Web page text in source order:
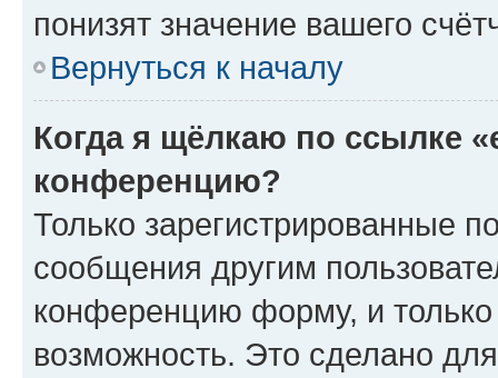
понизят значение вашего
Вернуться к началу
Когда я щёлкаю по ссылке
конференцию?
Только зарегистрированные
сообщения другим
конференцию форму, и
возможность. Это сделано